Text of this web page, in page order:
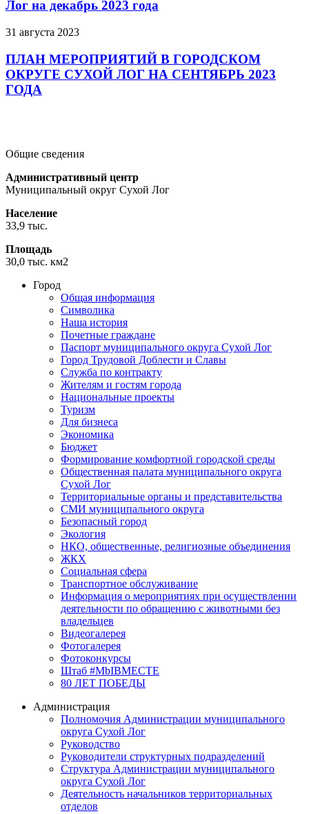
Лог на декабрь 2023 года
31 августа 2023
ПЛАН МЕРОПРИЯТИЙ В ГОРОДСКОМ
ОКРУГЕ СУХОЙ ЛОГ НА СЕНТЯБРЬ 2023
ГОДА
Общие сведения
Административный центр
Муниципальный округ Сухой Лог
Население
33,9 тыс.
Площадь
30,0 тыс. км2
Город
Общая информация
Символика
Наша история
Почетные граждане
Паспорт муниципального округа Сухой Лог
Город Трудовой Доблести и Славы
Служба по контракту
Жителям и гостям города
Национальные проекты
Туризм
Для бизнеса
Экономика
Бюджет
Формирование комфортной городской среды
Общественная палата муниципального округа
Сухой Лог
Территориальные органы и представительства
СМИ муниципального округа
Безопасный город
Экология
НКО, общественные, религиозные объединения
ЖКХ
Социальная сфера
Транспортное обслуживание
Информация о мероприятиях при осуществлении
деятельности по обращению с животными без
владельцев
Видеогалерея
Фотогалерея
Фотоконкурсы
Штаб #MbIBMECTE
80 ЛЕТ ПОБЕДЫ
Администрация
Полномочия Администрации муниципального
округа Сухой Лог
Руководство
Руководители структурных подразделений
Структура Администрации муниципального
округа Сухой Лог
Деятельность начальников территориальных
отделов